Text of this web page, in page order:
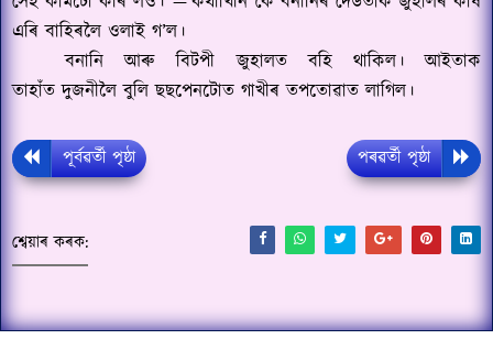
এৰি বাহিৰলৈ ওলাই গ’ল।
বনানি আৰু বিটপী জুহালত বহি থাকিল। আইতাক
তাহাঁত দুজনীলৈ বুলি ছছপেনটোত গাখীৰ তপতোৱাত লাগিল।
পূৰ্বৱৰ্তী পৃষ্ঠা পৰৱৰ্তী পৃষ্ঠা
শ্বেয়াৰ কৰক: